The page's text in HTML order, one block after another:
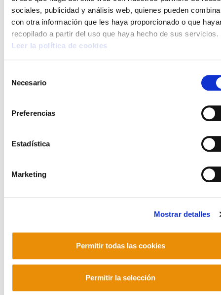
sociales, publicidad y análisis web, quienes pueden
con otra información que les haya proporcionado o que
recopilado a partir del uso que haya hecho de sus servicios.
Leer la política de cookies
Necesario
Preferencias
Estadística
Marketing
Mostrar detalles
Permitir todas las cookies
Permitir la selección
4.6 MB
(Esta publicación la hemos creado
exclusivamente en euskara)
CANAL DE INFORMACIÓN
CONTACTO
Manu Robles-Arangiz Institutua Fundazioa
Telf. +34 94 403 77 99
Contacto
Mastodon